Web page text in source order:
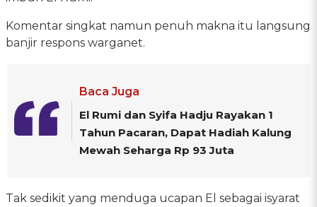
Komentar singkat namun penuh makna itu langsung
banjir respons warganet.
Baca Juga
El Rumi dan Syifa Hadju Rayakan 1
Tahun Pacaran, Dapat Hadiah Kalung
Mewah Seharga Rp 93 Juta
Tak sedikit yang menduga ucapan El sebagai isyarat